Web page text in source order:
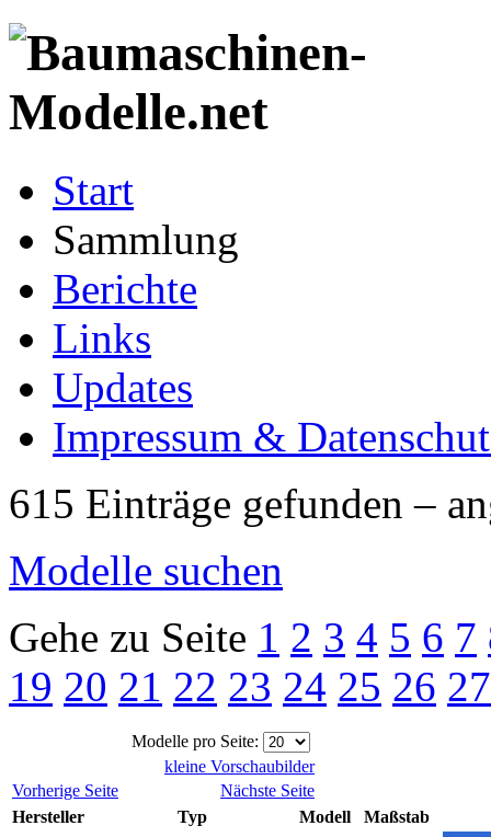
Start
Sammlung
Berichte
Links
Updates
Impressum &
615 Einträge gefunden –
Modelle suchen
Gehe zu Seite 1 2 3 4 5 6 7
19 20 21 22 23 24 25 26 27
Modelle pro Seite:
kleine Vorschaubilder
Vorherige Seite
Nächste Seite
Hersteller
Typ Modell Maßstab